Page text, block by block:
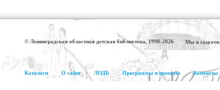
© Ленинградская областная детская библиотека, 1998-2026 Мы в
Каталоги О сайте ЛОДБ Программы и проекты Контакты